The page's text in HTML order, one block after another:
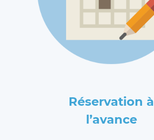
Réservation à
l’avance